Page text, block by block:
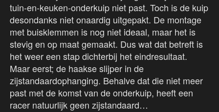
tuin-en-keuken-onderkuip niet past. Toch is de kuip
desondanks niet onaardig uitgepakt. De montage
met buisklemmen is nog niet ideaal, maar het is
stevig en op maat gemaakt. Dus wat dat betreft is
het weer een stap dichterbij het eindresultaat.
Maar eerst; de haakse slijper in de
zijstandaardophanging. Behalve dat die niet meer
past met de komst van de onderkuip, heeft een
racer natuurlijk geen zijstandaard…